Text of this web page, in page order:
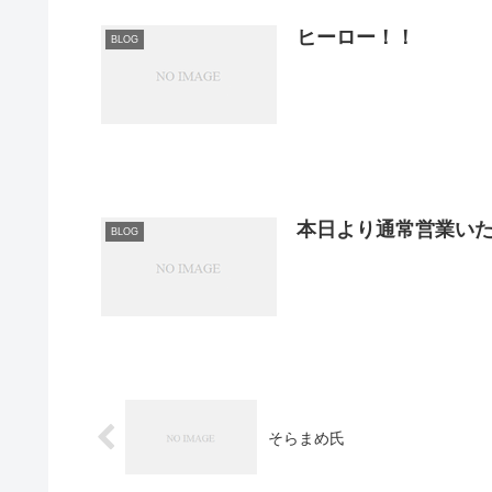
BLOG ヒーロー！！
BLOG 本日より通常営業い
そらまめ氏